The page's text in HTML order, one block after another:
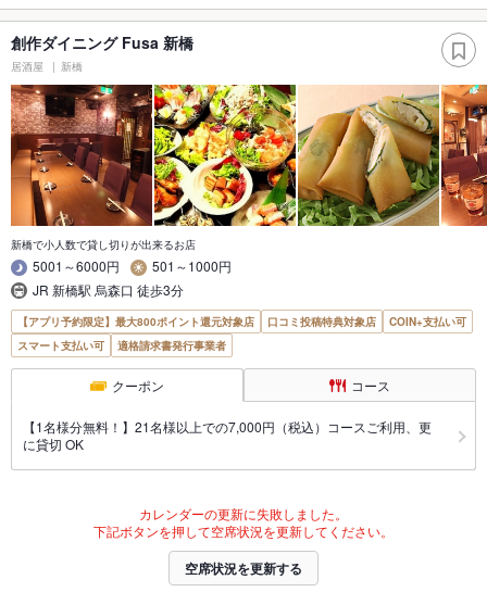
創作ダイニング Fusa 新橋
居酒屋 新橋
新橋で小人数で貸し切りが出来るお店
5001～6000円
501～1000円
JR 新橋駅 烏森口 徒歩3分
【アプリ予約限定】最大800ポイント還元対象店 口コミ投稿特典対象店
COIN+支払い可
スマート支払い可
適格請求書発行事業者
クーポン コース
【1名様分無料！】21名様以上での7,000円（税込）コースご利用、更
に貸切 OK
カレンダーの更新に失敗しました。
下記ボタンを押して空席状況を更新してください。
空席状況を更新する